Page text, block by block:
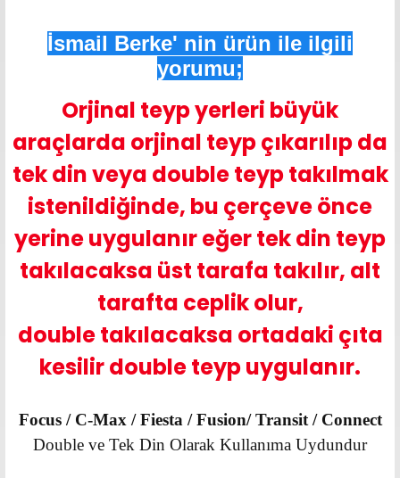
İsmail Berke' nin ürün ile ilgili
yorumu;
Orjinal teyp yerleri büyük
araçlarda orjinal teyp çıkarılıp da
tek din veya double teyp takılmak
istenildiğinde, bu çerçeve önce
yerine uygulanır eğer tek din teyp
takılacaksa üst tarafa takılır, alt
tarafta ceplik olur,
double takılacaksa ortadaki çıta
kesilir double teyp uygulanır.
Focus / C-Max / Fiesta / Fusion/ Transit / Connect
Double ve Tek Din Olarak Kullanıma Uydundur